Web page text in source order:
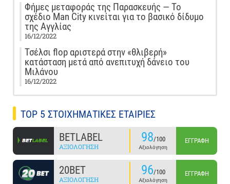
Φήμες μεταφοράς της Παρασκευής — Το
σχέδιο Man City κινείται για το βασικό δίδυμο
της Αγγλίας
16/12/2022
Τσέλσι flop αριστερά στην «θλιβερή»
κατάσταση μετά από ανεπιτυχή δάνειο του
Μιλάνου
16/12/2022
TOP 5 ΣΤΟΙΧΗΜΑΤΙΚΕΣ ΕΤΑΙΡΙΕΣ
BETLABEL
ΑΞΙΟΛΌΓΗΣΗ
98/100
Αξιολόγηση
ΕΓΓΡΑΦΉ
20BET
ΑΞΙΟΛΌΓΗΣΗ
96/100
Αξιολόγηση
ΕΓΓΡΑΦΉ